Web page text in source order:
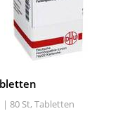
| 80 St, Tabletten